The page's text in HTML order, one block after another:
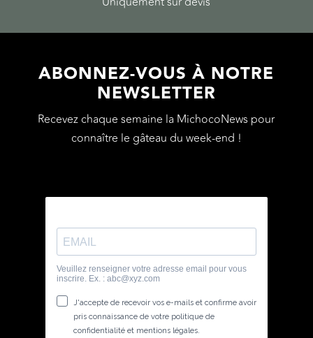
ABONNEZ-VOUS À NOTRE
NEWSLETTER
Recevez chaque semaine la MichocoNews pour
connaître le gâteau du week-end !